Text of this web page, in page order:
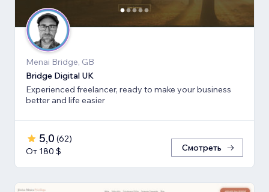
Menai Bridge, GB
Bridge Digital UK
Experienced freelancer, ready to make your business
better and life easier
5,0 (62)
От 180 $
Смотреть